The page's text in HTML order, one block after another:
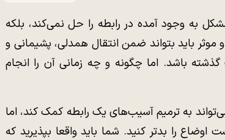
به وجود آمده در رابطه را حل نمی‌کند، بلکه
موثر باید بتواند ضمن انتقال همدلی، پشیمانی و
باشد. اما چگونه و چه زمانی آن را انجام
به ترمیم آسیب‌های یک رابطه کمک کند، اما
را بدتر کنید. شما باید واقعا بپذیرید که